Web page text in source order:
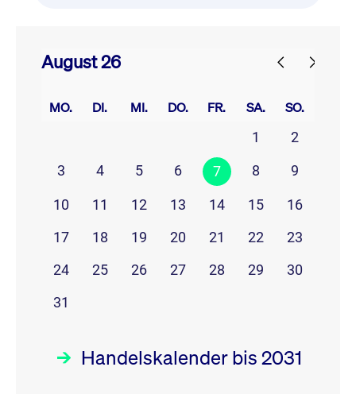
August 26
MO. DI. MI. DO. FR. SA. SO.
1
2
3
4 5 6 7 8 9
10 11 12 13 14 15
16
17
18 19 20 21 22
23
24
25 26 27 28 29
30
31
Handelskalender bis 2031